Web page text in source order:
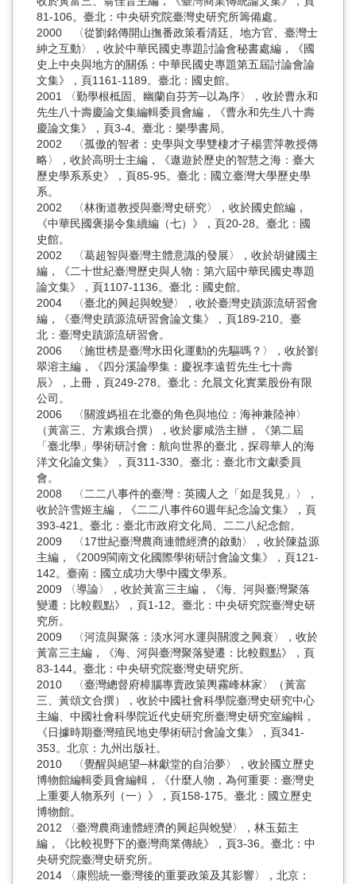
81-106。臺北：中央研究院臺灣史研究所籌備處。
2000 〈從劉銘傳開山撫番政策看清廷、地方官、臺灣士
紳之互動〉，收於中華民國史專題討論會秘書處編，《國
史上中央與地方的關係：中華民國史專題第五屆討論會論
文集》，頁1161-1189。臺北：國史館。
2001 〈勤學根柢固、幽蘭自芬芳─以為序〉，收於曹永和
先生八十壽慶論文集編輯委員會編，《曹永和先生八十壽
慶論文集》，頁3-4。臺北：樂學書局。
2002 〈孤傲的智者：史學與文學雙棲才子楊雲萍教授傳
略〉，收於高明士主編，《遨遊於歷史的智慧之海：臺大
歷史學系系史》，頁85-95。臺北：國立臺灣大學歷史學
系。
2002 〈林衡道教授與臺灣史研究〉，收於國史館編，
《中華民國褒揚令集續編（七）》，頁20-28。臺北：國
史館。
2002 〈葛超智與臺灣主體意識的發展〉，收於胡健國主
編，《二十世紀臺灣歷史與人物：第六屆中華民國史專題
論文集》，頁1107-1136。臺北：國史館。
2004 〈臺北的興起與蛻變〉，收於臺灣史蹟源流研習會
編，《臺灣史蹟源流研習會論文集》，頁189-210。臺
北：臺灣史蹟源流研習會。
2006 〈施世榜是臺灣水田化運動的先驅嗎？〉，收於劉
翠溶主編，《四分溪論學集：慶祝李遠哲先生七十壽
辰》，上冊，頁249-278。臺北：允晨文化實業股份有限
公司。
2006 〈關渡媽祖在北臺的角色與地位：海神兼陸神〉
（黃富三、方素娥合撰），收於廖咸浩主辦，《第二屆
「臺北學」學術研討會：航向世界的臺北，探尋華人的海
洋文化論文集》，頁311-330。臺北：臺北市文獻委員
會。
2008 〈二二八事件的臺灣：英國人之「如是我見」〉，
收於許雪姬主編，《二二八事件60週年紀念論文集》，頁
393-421。臺北：臺北市政府文化局、二二八紀念館。
2009 〈17世紀臺灣農商連體經濟的啟動〉，收於陳益源
主編，《2009閩南文化國際學術研討會論文集》，頁121-
142。臺南：國立成功大學中國文學系。
2009 〈導論〉，收於黃富三主編，《海、河與臺灣聚落
變遷：比較觀點》，頁1-12。臺北：中央研究院臺灣史研
究所。
2009 〈河流與聚落：淡水河水運與關渡之興衰〉，收於
黃富三主編，《海、河與臺灣聚落變遷：比較觀點》，頁
83-144。臺北：中央研究院臺灣史研究所。
2010 〈臺灣總督府樟腦專賣政策輿霧峰林家〉（黃富
三、黃頌文合撰），收於中國社會科學院臺灣史研究中心
主編、中國社會科學院近代史研究所臺灣史研究室編輯，
《日據時期臺灣殖民地史學術研討會論文集》，頁341-
353。北京：九州出版社。
2010 〈覺醒與絕望─林獻堂的自治夢〉，收於國立歷史
博物館編輯委員會編輯，《什麼人物，為何重要：臺灣史
上重要人物系列（一）》，頁158-175。臺北：國立歷史
博物館。
2012 〈臺灣農商連體經濟的興起與蛻變〉，林玉茹主
編，《比較視野下的臺灣商業傳統》，頁3-36。臺北：中
央研究院臺灣史研究所。
2014 〈康熙統一臺灣後的重要政策及其影響〉，北京：